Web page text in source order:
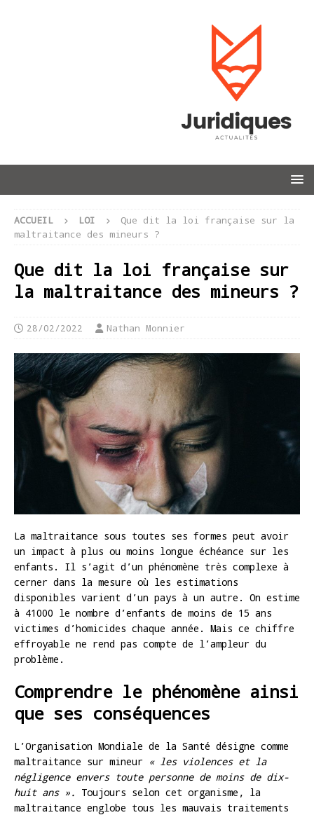
ACCUEIL LOI
Que dit la loi française sur la
maltraitance des mineurs ?
Que dit la loi française sur
la maltraitance des mineurs ?
28/02/2022 Nathan Monnier
La maltraitance sous toutes ses formes peut avoir
un impact à plus ou moins longue échéance sur les
enfants. Il s’agit d’un phénomène très complexe à
cerner dans la mesure où les estimations
disponibles varient d’un pays à un autre. On estime
à 41000 le nombre d’enfants de moins de 15 ans
victimes d’homicides chaque année. Mais ce chiffre
effroyable ne rend pas compte de l’ampleur du
problème.
Comprendre le phénomène ainsi
que ses conséquences
L’Organisation Mondiale de la Santé désigne comme
maltraitance sur mineur « les violences et la
négligence envers toute personne de moins de dix-
huit ans ». Toujours selon cet organisme, la
maltraitance englobe tous les mauvais traitements